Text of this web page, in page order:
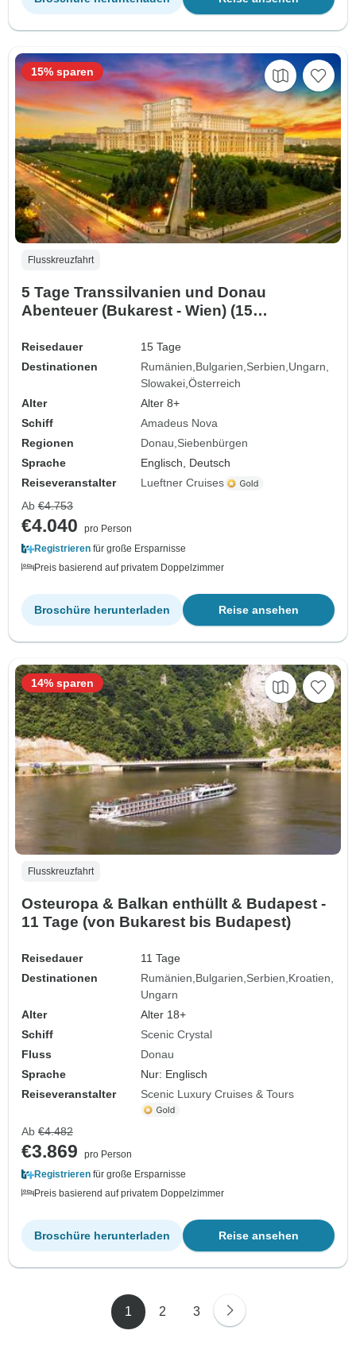
Flusskreuzfahrt
5 Tage Transsilvanien und Donau
Abenteuer (Bukarest - Wien) (15
Reisedauer
15 Tage
Destinationen
Rumänien Bulgarien Serbien Ungarn
Slowakei Österreich
Alter
Alter 8+
Schiff
Amadeus Nova
Regionen
Donau Siebenbürgen
Sprache
Englisch, Deutsch
Reiseveranstalter
Lueftner Cruises
15% sparen
Ab €4.753
€4.040
pro Person
Registrieren für große Ersparnisse
Preis basierend auf privatem Doppelzimmer
Reise ansehen
Broschüre herunterladen
Flusskreuzfahrt
Osteuropa & Balkan enthüllt & Budapest -
11 Tage (von Bukarest bis Budapest)
Reisedauer
11 Tage
Destinationen
Rumänien Bulgarien Serbien Kroatien
Ungarn
Alter
Alter 18+
Schiff
Scenic Crystal
Fluss
Donau
Sprache
Nur: Englisch
Reiseveranstalter
Scenic Luxury Cruises & Tours
14% sparen
Ab €4.482
€3.869
pro Person
Registrieren für große Ersparnisse
Preis basierend auf privatem Doppelzimmer
Reise ansehen
Broschüre herunterladen
1 2 3